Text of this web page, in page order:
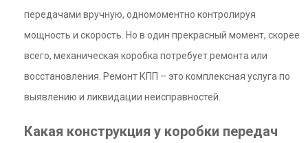
передачами вручную, одномоментно контролируя
мощность и скорость. Но в один прекрасный момент, скорее
всего, механическая коробка потребует ремонта или
восстановления. Ремонт КПП – это комплексная услуга по
выявлению и ликвидации неисправностей.
Какая конструкция у коробки передач